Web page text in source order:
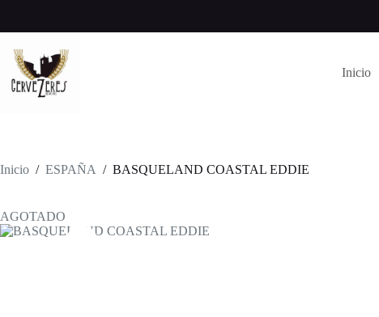
contenido
Inicio
Inicio / ESPAÑA / BASQUELAND COASTAL EDDIE
AGOTADO